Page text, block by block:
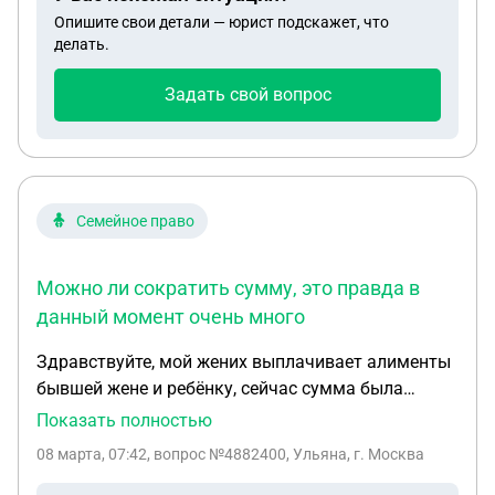
сейчас я боюсь что эту выплату получит
соцраблтник себе в карман, могу ли я как
на счёт или это будет считаться приступлением?
Опишите свои детали — юрист подскажет, что
делать.
Задать свой вопрос
Семейное право
Можно ли сократить сумму, это правда в
данный момент очень много
Здравствуйте, мой жених выплачивает алименты
бывшей жене и ребёнку, сейчас сумма была
назначена до 3 лет на матерь и ребёнка. Раньше
с основного места работы, у него оставалось 25
Показать полностью
08 марта, 07:42, вопрос №4882400, Ульяна, г. Москва